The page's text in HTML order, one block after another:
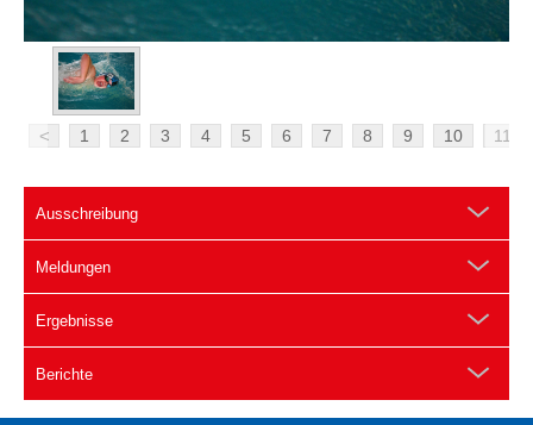
< 1 2 3 4 5 6 7 8 9 10 11
Ausschreibung
Meldungen
Ergebnisse
Berichte